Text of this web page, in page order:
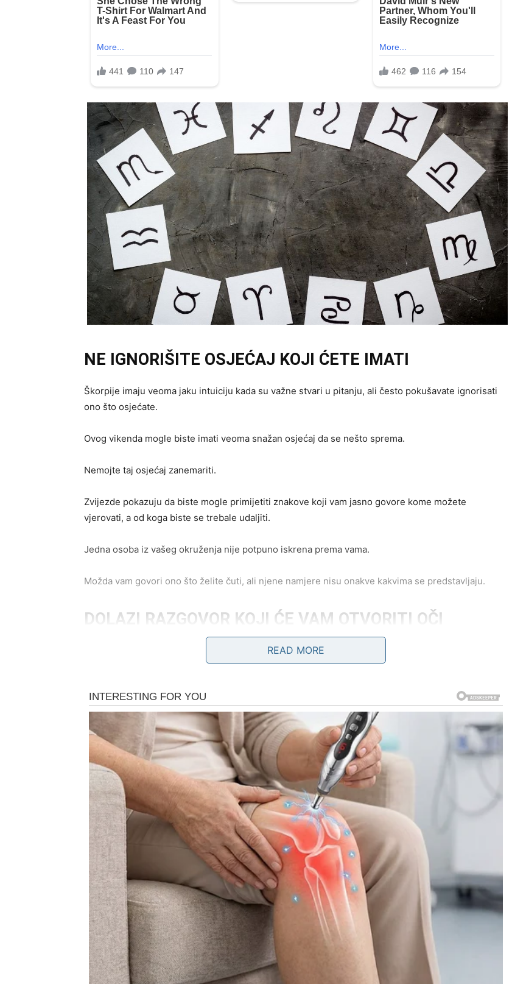
NE IGNORIŠITE OSJEĆAJ KOJI ĆETE IMATI
Škorpije imaju veoma jaku intuiciju kada su važne stvari u pitanju, ali često pokušavate ignorisati
ono što osjećate.
Ovog vikenda mogle biste imati veoma snažan osjećaj da se nešto sprema.
Nemojte taj osjećaj zanemariti.
Zvijezde pokazuju da biste mogle primijetiti znakove koji vam jasno govore kome možete
vjerovati, a od koga biste se trebale udaljiti.
Jedna osoba iz vašeg okruženja nije potpuno iskrena prema vama.
Možda vam govori ono što želite čuti, ali njene namjere nisu onakve kakvima se predstavljaju.
DOLAZI RAZGOVOR KOJI ĆE VAM OTVORITI OČI
Mnoge Škorpije će tokom vikenda voditi veoma važan razgovor.
već neko vrijeme naslućivale.
Iako vas to u prvi trenutak može iznenaditi, vrlo brzo ćete shvatiti da je bolje znati istinu nego
živjeti u iluziji.
Zvijezde vam sada pomažu da otvorite oči i jasno vidite ljude oko sebe.
READ MORE